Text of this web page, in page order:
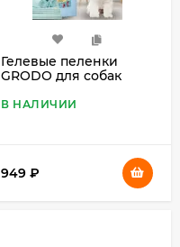
Гелевые пеленки
GRODO для собак
В НАЛИЧИИ
949 ₽